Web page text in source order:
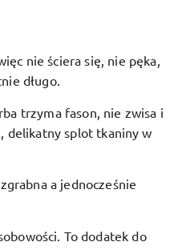
nie ściera się, nie pęka,
długo.
trzyma fason, nie zwisa i
delikatny splot tkaniny w
a jednocześnie
To dodatek do